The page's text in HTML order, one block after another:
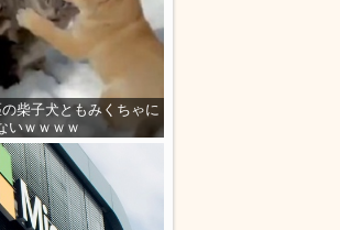
柴子犬ともみくちゃに
いｗｗｗｗ